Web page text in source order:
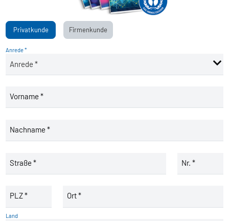
Privatkunde Firmenkunde
Anrede *
Vorname *
Nachname *
Straße * Nr. *
PLZ * Ort *
Land